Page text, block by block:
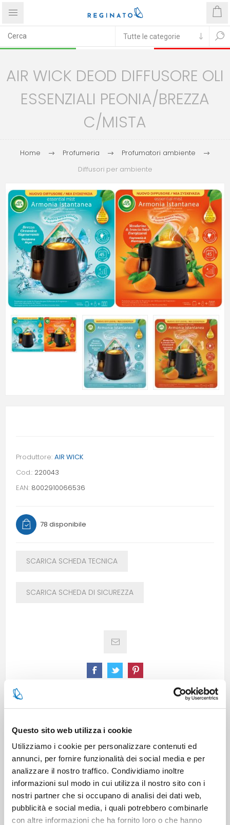
Questo sito web utilizza i cookie
Utilizziamo i cookie per personalizzare contenuti ed
annunci, per fornire funzionalità dei social media e per
analizzare il nostro traffico. Condividiamo inoltre
informazioni sul modo in cui utilizza il nostro sito con i
nostri partner che si occupano di analisi dei dati web,
pubblicità e social media, i quali potrebbero combinarle
con altre informazioni che ha fornito loro o che hanno
AIR WICK DEOD DIFFUSORE OLI
ESSENZIALI PEONIA/BREZZA
C/MISTA
Home Profumeria
Profumatori ambiente
Diffusori per ambiente
Produttore: AIR WICK
Cod.: 220043
EAN: 8002910066536
78 disponibile
SCARICA SCHEDA TECNICA
SCARICA SCHEDA DI SICUREZZA
CONTATTACI
Pezzi per cartone 4
Cartoni per pallet 84